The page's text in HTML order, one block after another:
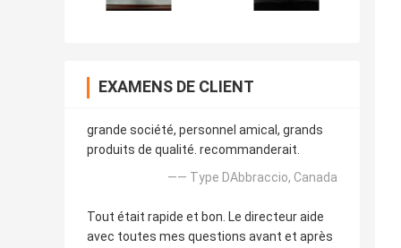
EXAMENS DE CLIENT
grande société, personnel amical, grands
produits de qualité. recommanderait.
—— Type DAbbraccio, Canada
Tout était rapide et bon. Le directeur aide
avec toutes mes questions avant et après